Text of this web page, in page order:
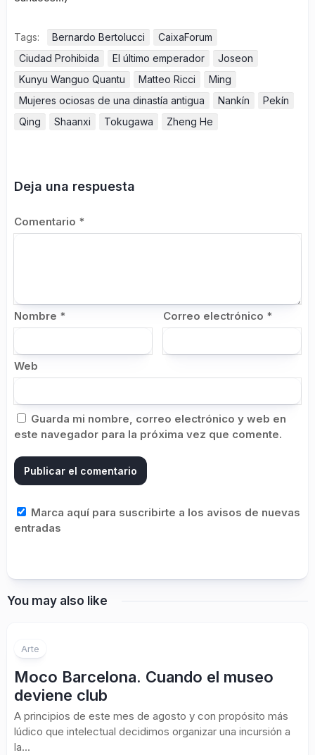
Tags: Bernardo Bertolucci
CaixaForum
Ciudad Prohibida
El último emperador
Joseon
Kunyu Wanguo Quantu
Matteo Ricci
Ming
Mujeres ociosas de una dinastía antigua
Nankín
Pekín
Qing
Shaanxi Tokugawa Zheng He
Deja una respuesta
Comentario *
Nombre * Correo electrónico *
Web
Guarda mi nombre, correo electrónico y web en
este navegador para la próxima vez que comente.
Marca aquí para suscribirte a los avisos de nuevas
entradas
You may also like
Arte
Moco Barcelona. Cuando el museo
deviene club
A principios de este mes de agosto y con propósito más
lúdico que intelectual decidimos organizar una incursión a
la...